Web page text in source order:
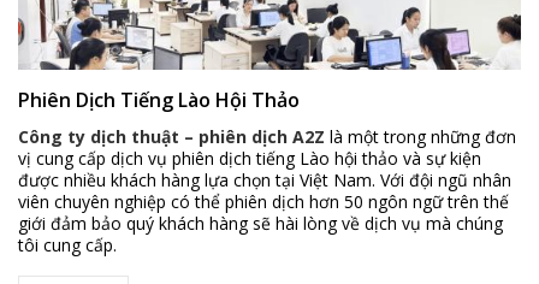
Phiên Dịch Tiếng Lào Hội Thảo
Công ty dịch thuật – phiên dịch A2Z là một trong những đơn
vị cung cấp dịch vụ phiên dịch tiếng Lào hội thảo và sự kiện
được nhiều khách hàng lựa chọn tại Việt Nam. Với đội ngũ nhân
viên chuyên nghiệp có thể phiên dịch hơn 50 ngôn ngữ trên thế
giới đảm bảo quý khách hàng sẽ hài lòng về dịch vụ mà chúng
tôi cung cấp.